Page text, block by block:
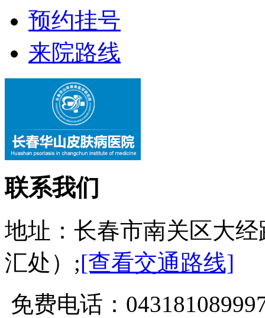
预约挂号
来院路线
联系我们
地址：长春市南关区大
汇处）;[查看交通路线]
免费电话：